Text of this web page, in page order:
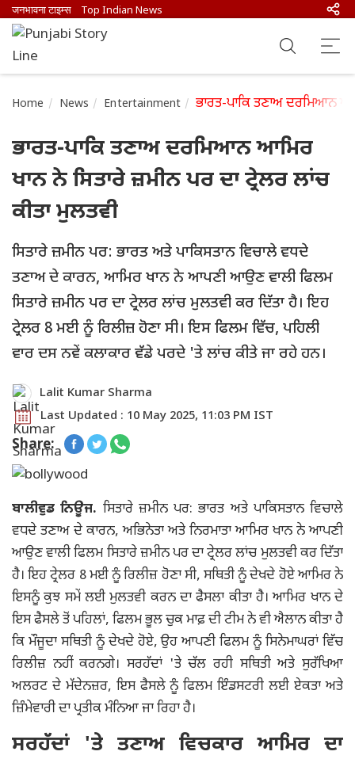
जनभावना टाइम्स Top Indian News
Home News Entertainment ਭਾਰਤ-ਪਾਕਿ ਤਣਾਅ ਦਰਮਿਆਨ
ਭਾਰਤ-ਪਾਕਿ ਤਣਾਅ ਦਰਮਿਆਨ ਆਮਿਰ
ਖਾਨ ਨੇ ਸਿਤਾਰੇ ਜ਼ਮੀਨ ਪਰ ਦਾ ਟ੍ਰੇਲਰ ਲਾਂਚ
ਕੀਤਾ ਮੁਲਤਵੀ
ਸਿਤਾਰੇ ਜ਼ਮੀਨ ਪਰ: ਭਾਰਤ ਅਤੇ ਪਾਕਿਸਤਾਨ ਵਿਚਾਲੇ ਵਧਦੇ
ਤਣਾਅ ਦੇ ਕਾਰਨ, ਆਮਿਰ ਖਾਨ ਨੇ ਆਪਣੀ ਆਉਣ ਵਾਲੀ ਫਿਲਮ
ਸਿਤਾਰੇ ਜ਼ਮੀਨ ਪਰ ਦਾ ਟ੍ਰੇਲਰ ਲਾਂਚ ਮੁਲਤਵੀ ਕਰ ਦਿੱਤਾ ਹੈ। ਇਹ
ਟ੍ਰੇਲਰ 8 ਮਈ ਨੂੰ ਰਿਲੀਜ਼ ਹੋਣਾ ਸੀ। ਇਸ ਫਿਲਮ ਵਿੱਚ, ਪਹਿਲੀ
ਵਾਰ ਦਸ ਨਵੇਂ ਕਲਾਕਾਰ ਵੱਡੇ ਪਰਦੇ 'ਤੇ ਲਾਂਚ ਕੀਤੇ ਜਾ ਰਹੇ ਹਨ।
Lalit Kumar Sharma
Last Updated : 10 May 2025, 11:03 PM IST
Share:
ਬਾਲੀਵੁਡ ਨਿਊਜ. ਸਿਤਾਰੇ ਜ਼ਮੀਨ ਪਰ: ਭਾਰਤ ਅਤੇ ਪਾਕਿਸਤਾਨ ਵਿਚਾਲੇ
ਵਧਦੇ ਤਣਾਅ ਦੇ ਕਾਰਨ, ਅਭਿਨੇਤਾ ਅਤੇ ਨਿਰਮਾਤਾ ਆਮਿਰ ਖਾਨ ਨੇ ਆਪਣੀ
ਆਉਣ ਵਾਲੀ ਫਿਲਮ ਸਿਤਾਰੇ ਜ਼ਮੀਨ ਪਰ ਦਾ ਟ੍ਰੇਲਰ ਲਾਂਚ ਮੁਲਤਵੀ ਕਰ ਦਿੱਤਾ
ਹੈ। ਇਹ ਟ੍ਰੇਲਰ 8 ਮਈ ਨੂੰ ਰਿਲੀਜ਼ ਹੋਣਾ ਸੀ, ਸਥਿਤੀ ਨੂੰ ਦੇਖਦੇ ਹੋਏ ਆਮਿਰ ਨੇ
ਇਸਨੂੰ ਕੁਝ ਸਮੇਂ ਲਈ ਮੁਲਤਵੀ ਕਰਨ ਦਾ ਫੈਸਲਾ ਕੀਤਾ ਹੈ। ਆਮਿਰ ਖਾਨ ਦੇ
ਇਸ ਫੈਸਲੇ ਤੋਂ ਪਹਿਲਾਂ, ਫਿਲਮ ਭੂਲ ਚੁਕ ਮਾਫ਼ ਦੀ ਟੀਮ ਨੇ ਵੀ ਐਲਾਨ ਕੀਤਾ ਹੈ
ਕਿ ਮੌਜੂਦਾ ਸਥਿਤੀ ਨੂੰ ਦੇਖਦੇ ਹੋਏ, ਉਹ ਆਪਣੀ ਫਿਲਮ ਨੂੰ ਸਿਨੇਮਾਘਰਾਂ ਵਿੱਚ
ਰਿਲੀਜ਼ ਨਹੀਂ ਕਰਨਗੇ। ਸਰਹੱਦਾਂ 'ਤੇ ਚੱਲ ਰਹੀ ਸਥਿਤੀ ਅਤੇ ਸੁਰੱਖਿਆ
ਅਲਰਟ ਦੇ ਮੱਦੇਨਜ਼ਰ, ਇਸ ਫੈਸਲੇ ਨੂੰ ਫਿਲਮ ਇੰਡਸਟਰੀ ਲਈ ਏਕਤਾ ਅਤੇ
ਜ਼ਿੰਮੇਵਾਰੀ ਦਾ ਪ੍ਰਤੀਕ ਮੰਨਿਆ ਜਾ ਰਿਹਾ ਹੈ।
ਸਰਹੱਦਾਂ 'ਤੇ ਤਣਾਅ ਵਿਚਕਾਰ ਆਮਿਰ ਦਾ